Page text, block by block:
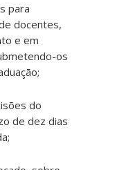
para
docentes,
e em
os
do
de dez dias